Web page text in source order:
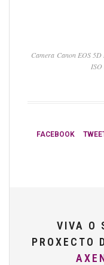
Camera Canon EOS
ISO
FACEBOOK
VIVA O
PROXECTO